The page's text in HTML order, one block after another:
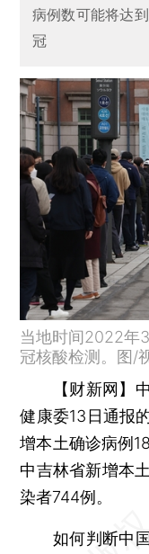
病例数可能将达
冠
当地时间2022年
冠核酸检测。图/
【财新网】
健康委13日通报
增本土确诊病例
中吉林省新增本
染者744例。
如何判断中国